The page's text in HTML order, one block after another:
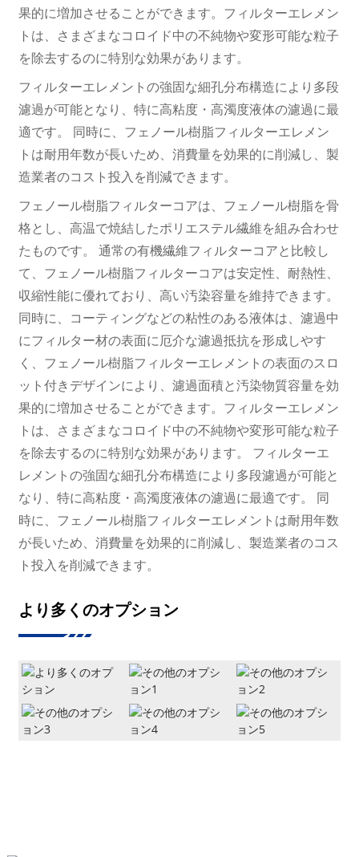
果的に増加させることができます。フィルターエレメン
トは、さまざまなコロイド中の不純物や変形可能な粒子
を除去するのに特別な効果があります。
フィルターエレメントの強固な細孔分布構造により多段
濾過が可能となり、特に高粘度・高濁度液体の濾過に最
適です。 同時に、フェノール樹脂フィルターエレメン
トは耐用年数が長いため、消費量を効果的に削減し、製
造業者のコスト投入を削減できます。
フェノール樹脂フィルターコアは、フェノール樹脂を骨
格とし、高温で焼結したポリエステル繊維を組み合わせ
たものです。 通常の有機繊維フィルターコアと比較し
て、フェノール樹脂フィルターコアは安定性、耐熱性、
収縮性能に優れており、高い汚染容量を維持できます。
同時に、コーティングなどの粘性のある液体は、濾過中
にフィルター材の表面に厄介な濾過抵抗を形成しやす
く、フェノール樹脂フィルターエレメントの表面のスロ
ット付きデザインにより、濾過面積と汚染物質容量を効
果的に増加させることができます。フィルターエレメン
トは、さまざまなコロイド中の不純物や変形可能な粒子
を除去するのに特別な効果があります。 フィルターエ
レメントの強固な細孔分布構造により多段濾過が可能と
なり、特に高粘度・高濁度液体の濾過に最適です。 同
時に、フェノール樹脂フィルターエレメントは耐用年数
が長いため、消費量を効果的に削減し、製造業者のコス
ト投入を削減できます。
より多くのオプション